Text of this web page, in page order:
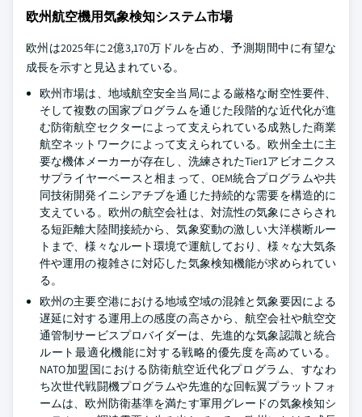
欧州航空機用気象検知システム市場
欧州は2025年に2億3,170万ドルを占め、予測期間中に有望な
成長を示すと見込まれている。
欧州市場は、地域航空安全当局による厳格な耐空性要件、
そして複数の国家プログラムを通じた段階的な近代化が進
む防衛航空セクターによって支えられている成熟した商業
航空ネットワークによって支えられている。欧州全土に主
要な機体メーカーが存在し、洗練されたTier1アビオニクス
サプライヤーベースと相まって、OEM統合プログラムや共
同技術開発イニシアチブを通じた持続的な需要を構造的に
支えている。欧州の航空会社は、対流性の気象にさらされ
る短距離大陸間接続から、気象変動の激しい大洋横断ルー
トまで、様々なルート環境で運航しており、様々な大気条
件や運用の複雑さに対応した気象検知機能が求められてい
る。
欧州の主要空港における地域空域の混雑と気象要因による
遅延に対する運用上の感度の高さから、航空会社や航空交
通管制サービスプロバイダーは、先進的な気象認識と統合
ルート最適化機能に対する戦略的優先度を高めている。
NATO加盟国における防衛航空近代化プログラム、すなわ
ち次世代戦闘機プログラムや先進的な回転翼プラットフォ
ームは、欧州防衛基準を満たす軍用グレードの気象検知シ